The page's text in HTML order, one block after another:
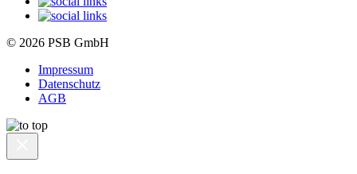
© 2026 PSB GmbH
Impressum
Datenschutz
AGB